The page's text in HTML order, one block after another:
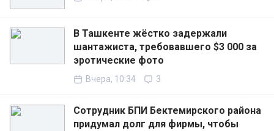
В Ташкенте жёстко задержали
шантажиста, требовавшего $3 000 за
эротические фото
Вчера, 10:34 3
Сотрудник БПИ Бектемирского района
придумал долг для фирмы, чтобы